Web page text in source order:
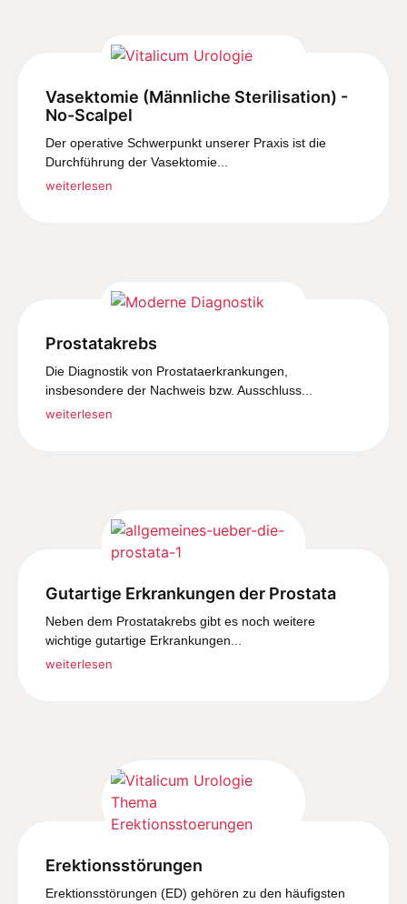
Vasektomie (Männliche Sterilisation) -
No-Scalpel
Der operative Schwerpunkt unserer Praxis ist die
Durchführung der Vasektomie...
weiterlesen
Prostatakrebs
Die Diagnostik von Prostataerkrankungen,
insbesondere der Nachweis bzw. Ausschluss...
weiterlesen
Gutartige Erkrankungen der Prostata
Neben dem Prostatakrebs gibt es noch weitere
wichtige gutartige Erkrankungen...
weiterlesen
Erektionsstörungen
Erektionsstörungen (ED) gehören zu den häufigsten